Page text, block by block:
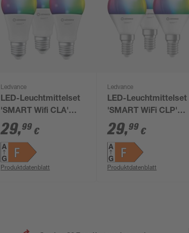
Ledvance
LED-Leuchtmittelset
'SMART Wifi CLA'
dimmbar
Standardform matt
E27 9 W 806 lm RGB -
tunable white 3 Stück
29,99 €
Produktdatenblatt
Ledvance
LED-Leuchtmittelset
'SMART WiFi CLP'
dimmbar Tropfen
matt E14 4,9 W 470 lm
RGB - tunable white 3
Stück
29,99 €
Produktdatenblatt